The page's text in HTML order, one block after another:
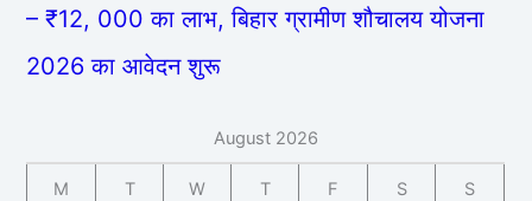
– ₹12, 000 का लाभ, बिहार ग्रामीण शौचालय योजना
2026 का आवेदन शुरू
August 2026
M T W T F S S